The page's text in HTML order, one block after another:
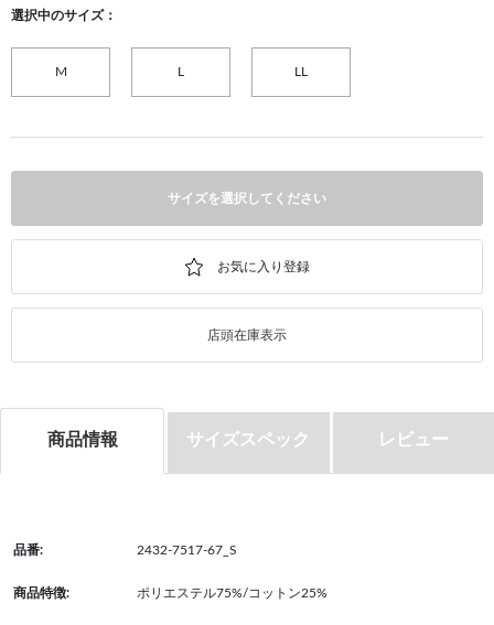
選択中のサイズ：
M
サイズを選択してください
店頭在庫表示
商品情報 サイズスペック レビュー
品番: 2432-7517-67_S
商品特徴: ポリエステル75%/コットン25%